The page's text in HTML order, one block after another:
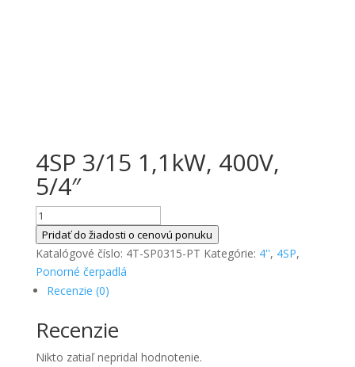
4SP 3/15 1,1kW, 400V,
5/4″
množstvo
4SP
3/15
1,1kW,
400V,
Pridať do žiadosti o cenovú ponuku
Katalógové číslo: 4T-SP0315-PT Kategórie: 4'', 4SP,
Ponorné čerpadlá
Recenzie (0)
Recenzie
Nikto zatiaľ nepridal hodnotenie.